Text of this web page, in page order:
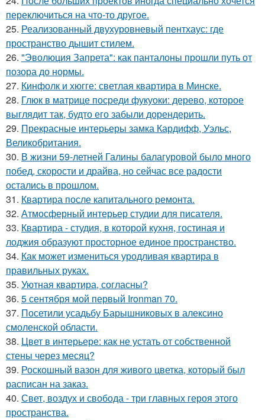
переключиться на что-то другое.
25. Реализованный двухуровневый пентхаус: где
пространство дышит стилем.
26. "Эволюция Запрета": как панталоны прошли путь от
позора до нормы.
27. Кинфолк и хюгге: светлая квартира в Минске.
28. Глюк в матрице посреди фукуоки: дерево, которое
выглядит так, будто его забыли дорендерить.
29. Прекрасные интерьеры замка Кардифф, Уэльс,
Великобритания.
30. В жизни 59-летней Галины балагуровой было много
побед, скорости и драйва, но сейчас все радости
остались в прошлом.
31. Квартира после капитального ремонта.
32. Атмосферный интерьер студии для писателя.
33. Квартира - студия, в которой кухня, гостиная и
лоджия образуют просторное единое пространство.
34. Как может измениться уродливая квартира в
правильных руках.
35. Уютная квартира, согласны?
36. 5 сентября мой первый Ironman 70.
37. Посетили усадьбу Барышниковых в алексино
смоленской области.
38. Цвет в интерьере: как не устать от собственной
стены через месяц?
39. Роскошный вазон для живого цветка, который был
расписан на заказ.
40. Свет, воздух и свобода - три главных героя этого
пространства.